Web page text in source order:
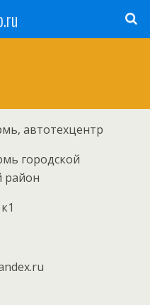
автотехцентр
городской
район